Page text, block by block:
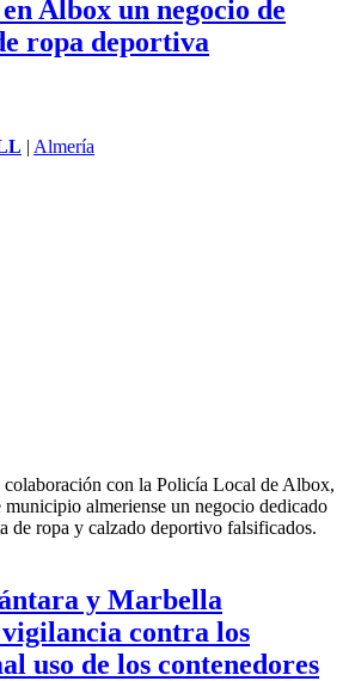
Albox un negocio de
ropa deportiva
| Almería
con la Policía Local de Albox,
municipio almeriense un negocio dedicado
de ropa y calzado deportivo falsificados.
y Marbella
contra los
uso de los contenedores